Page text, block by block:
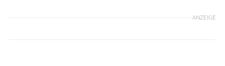
ANZEIGE